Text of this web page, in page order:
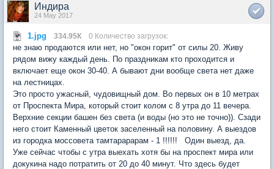
Индира
24 May 2017
1.jpg 334.95К 0 Количество загрузок:
не знаю продаются или нет, но "окон горит" от силы 20. Живу
рядом вижу каждый день. По праздникам кто проходится и
включает еще окон 30-40. А бывают дни вообще света нет даже
на лестницах.
Это просто ужасный, чудовищный дом. Во первых он в 10 метрах
от Проспекта Мира, который стоит колом с 8 утра до 11 вечера.
Верхние секции башен без света (и воды (но это не точно)). Сзади
него стоит Каменный цветок заселенный на половину. А выездов
из городка моссовета тамтарарарам - 1 !!!!!! Один выезд, да.
Уже сейчас чтобы с утра выехать хотя бы на проспект мира или
докукина надо потратить от 20 до 40 минут. Что здесь будет